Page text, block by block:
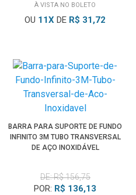
À VISTA NO BOLETO
OU 11X DE R$ 31,72
BARRA PARA SUPORTE DE FUNDO
INFINITO 3M TUBO TRANSVERSAL
DE AÇO INOXIDÁVEL
DE: R$ 156,75
POR: R$ 136,13